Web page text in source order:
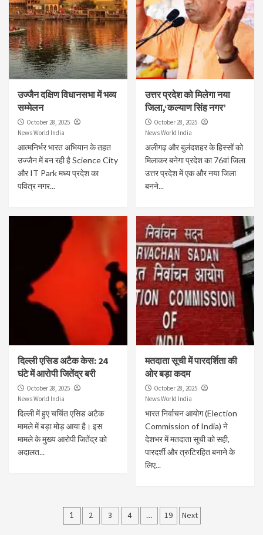
उज्जैन दक्षिण विधानसभा में भव्य
सम्मेलन
October 28, 2025
News World India
आत्मनिर्भर भारत अभियान के तहत
उज्जैन में बन रही है Science City
और IT Park मध्य प्रदेश का
पवित्र नगर...
उत्तर प्रदेश को मिलेगा नया
जिला,‘कल्याण सिंह नगर’
October 28, 2025
News World India
अलीगढ़ और बुलंदशहर के हिस्सों को
मिलाकर बनेगा प्रदेश का 76वां जिला
उत्तर प्रदेश में एक और नया जिला
बनने...
दिल्ली एसिड अटैक केस: 24
घंटे में आरोपी जितेंद्र बरी
October 28, 2025
News World India
दिल्ली में हुए चर्चित एसिड अटैक
मामले में बड़ा मोड़ आया है। इस
मामले के मुख्य आरोपी जितेंद्र को
अदालत...
मतदाता सूची में पारदर्शिता की
ओर बड़ा कदम
October 28, 2025
News World India
भारत निर्वाचन आयोग (Election
Commission of India) ने
देशभर में मतदाता सूची को सही,
पारदर्शी और त्रुटिरहित बनाने के
लिए...
Posts
1 2 3 4 … 19 Next